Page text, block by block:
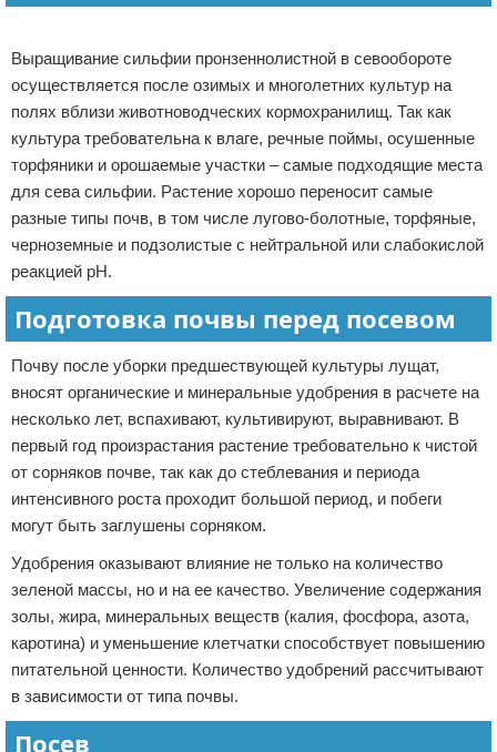
Выращивание сильфии пронзеннолистной в севообороте
осуществляется после озимых и многолетних культур на
полях вблизи животноводческих кормохранилищ. Так как
культура требовательна к влаге, речные поймы, осушенные
торфяники и орошаемые участки – самые подходящие места
для сева сильфии. Растение хорошо переносит самые
разные типы почв, в том числе лугово-болотные, торфяные,
черноземные и подзолистые с нейтральной или слабокислой
реакцией pH.
Подготовка почвы перед посевом
Почву после уборки предшествующей культуры лущат,
вносят органические и минеральные удобрения в расчете на
несколько лет, вспахивают, культивируют, выравнивают. В
первый год произрастания растение требовательно к чистой
от сорняков почве, так как до стеблевания и периода
интенсивного роста проходит большой период, и побеги
могут быть заглушены сорняком.
Удобрения оказывают влияние не только на количество
зеленой массы, но и на ее качество. Увеличение содержания
золы, жира, минеральных веществ (калия, фосфора, азота,
каротина) и уменьшение клетчатки способствует повышению
питательной ценности. Количество удобрений рассчитывают
в зависимости от типа почвы.
Посев